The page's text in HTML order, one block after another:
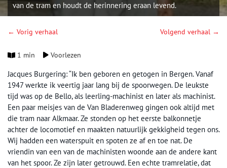
van de tram en houdt de herinnering eraan levend.
← Vorig verhaal Volgend verhaal →
1 min Voorlezen
Jacques Burgering: “Ik ben geboren en getogen in Bergen. Vanaf
1947 werkte ik veertig jaar lang bij de spoorwegen. De leukste
tijd was op de Bello, als leerling-machinist en later als machinist.
Een paar meisjes van de Van Bladerenweg gingen ook altijd met
die tram naar Alkmaar. Ze stonden op het eerste balkonnetje
achter de locomotief en maakten natuurlijk gekkigheid tegen ons.
Wij hadden een waterspuit en spoten ze af en toe nat. De
vriendin van een van de machinisten woonde aan de andere kant
van het spoor. Ze zijn later getrouwd. Een echte tramrelatie, dat